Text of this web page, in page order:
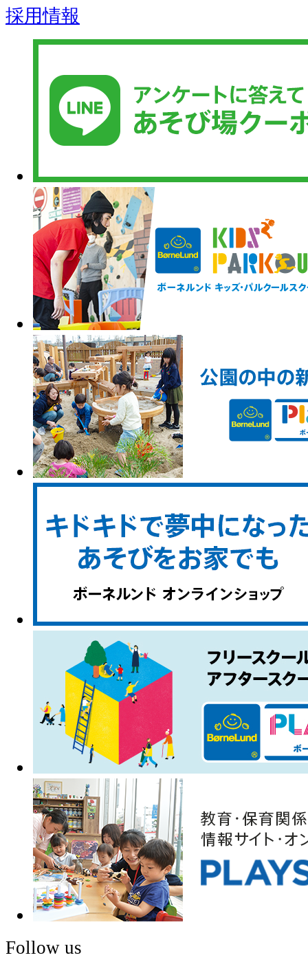
採用情報
Follow us